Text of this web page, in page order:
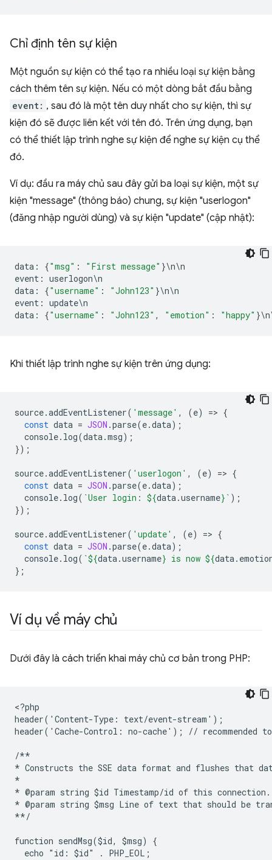
Chỉ định tên sự kiện
Một nguồn sự kiện có thể tạo ra nhiều loại sự kiện bằng
cách thêm tên sự kiện. Nếu có một dòng bắt đầu bằng
event: , sau đó là một tên duy nhất cho sự kiện, thì sự
kiện đó sẽ được liên kết với tên đó. Trên ứng dụng, bạn
có thể thiết lập trình nghe sự kiện để nghe sự kiện cụ thể
đó.
Ví dụ: đầu ra máy chủ sau đây gửi ba loại sự kiện, một sự
kiện "message" (thông báo) chung, sự kiện "userlogon"
(đăng nhập người dùng) và sự kiện "update" (cập nhật):
data : {"msg" : "First message" }\n\n
event : userlogon\n
data : {"username" : "John123" }\n\n
event : update\n
data : {"username" : "John123" , "emotion" : "happy" }\n
Khi thiết lập trình nghe sự kiện trên ứng dụng:
source.addEventListener( 'message' , (e) => {
const data = JSON .parse(e.data);
console. log(data.msg);
});
source.addEventListener( 'userlogon' , (e) => {
const data = JSON .parse(e.data);
console. log( `User login: ${data.username} ` );
});
source.addEventListener( 'update' , (e) => {
const data = JSON .parse(e.data);
console. log( `${data.username} is now ${data.
};
Ví dụ về máy chủ
Dưới đây là cách triển khai máy chủ cơ bản trong PHP:
<?php
header('Content-Type: text/event-stream');
header('Cache-Control: no-cache'); // recommended
/**
* Constructs the SSE data format and flushes that
*
* @param string $id Timestamp/id of this connection.
* @param string $msg Line of text that should be
**/
function sendMsg($id, $msg) {
  echo "id: $id" . PHP_EOL;